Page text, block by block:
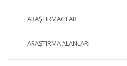
ARAŞTIRMACILAR
ARAŞTIRMA ALANLARI